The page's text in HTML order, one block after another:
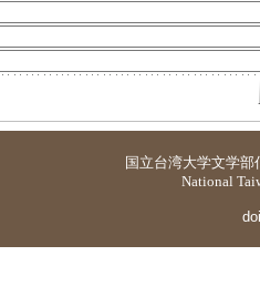
国立台湾大学文学部
National